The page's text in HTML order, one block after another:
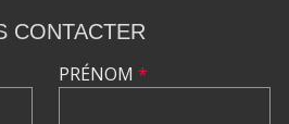
CONTACTER
PRÉNOM *